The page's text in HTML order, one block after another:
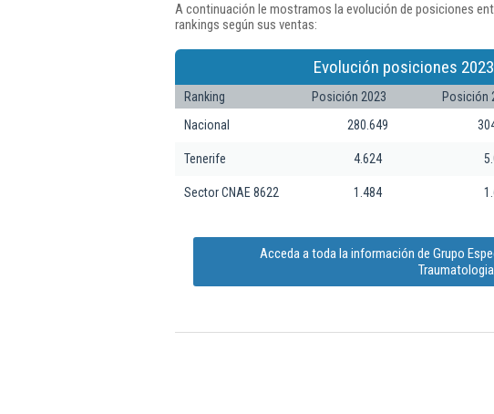
A continuación le mostramos la evolución de posiciones
rankings según sus ventas:
Evolución posiciones
Ranking Posición 2023 Posición
Nacional
280.649
Tenerife 4.624
Sector CNAE 8622 1.484
Acceda a toda la información de Grupo